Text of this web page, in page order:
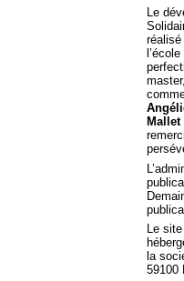
Le
l’école
Mallet
Le
la
59100